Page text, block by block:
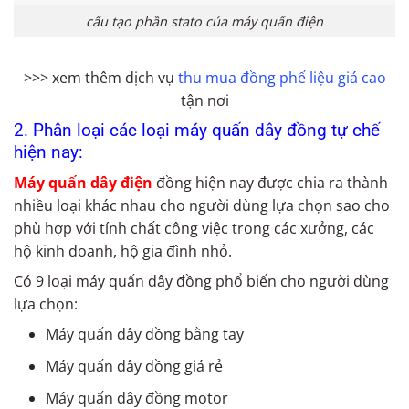
cấu tạo phần stato của máy quấn điện
>>> xem thêm dịch vụ thu mua đồng phế liệu giá cao
tận nơi
2. Phân loại các loại máy quấn dây đồng tự chế
hiện nay:
Máy quấn dây điện đồng hiện nay được chia ra thành
nhiều loại khác nhau cho người dùng lựa chọn sao cho
phù hợp với tính chất công việc trong các xưởng, các
hộ kinh doanh, hộ gia đình nhỏ.
Có 9 loại máy quấn dây đồng phổ biến cho người dùng
lựa chọn:
Máy quấn dây đồng bằng tay
Máy quấn dây đồng giá rẻ
Máy quấn dây đồng motor